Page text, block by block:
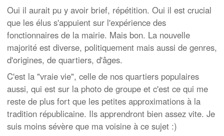
Oui il aurait pu y avoir brief, répétition. Oui il est crucial
que les élus s'appuient sur l'expérience des
fonctionnaires de la mairie. Mais bon. La nouvelle
majorité est diverse, politiquement mais aussi de genres,
d'origines, de quartiers, d'âges.
C'est la "vraie vie", celle de nos quartiers populaires
aussi, qui est sur la photo de groupe et c'est ce qui me
reste de plus fort que les petites approximations à la
tradition républicaine. Ils apprendront bien assez vite. Je
suis moins sévère que ma voisine à ce sujet :)